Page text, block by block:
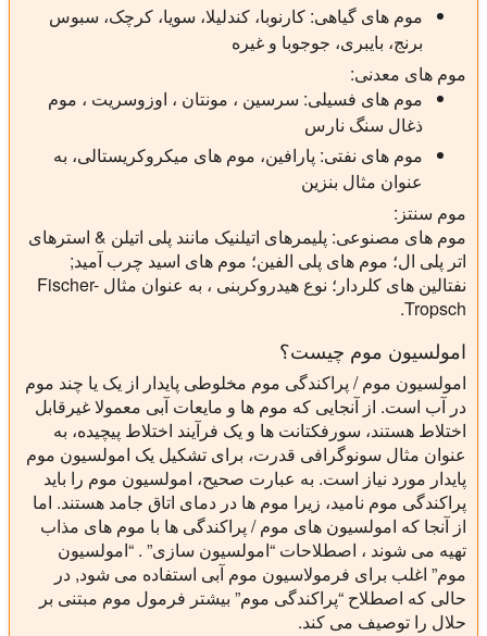
موم های گیاهی: کارنوبا، کندلیلا، سویا، کرچک، سبوس
برنج، بایبری، جوجوبا و غیره
موم های معدنی:
موم های فسیلی: سرسین ، مونتان ، اوزوسریت ، موم
ذغال سنگ نارس
موم های نفتی: پارافین، موم های میکروکریستالی، به
عنوان مثال بنزین
موم سنتز:
موم های مصنوعی: پلیمرهای اتیلنیک مانند پلی اتیلن & استرهای
اتر پلی ال؛ موم های پلی الفین؛ موم های اسید چرب آمید;
نفتالین های کلردار؛ نوع هیدروکربنی ، به عنوان مثال Fischer-
Tropsch.
امولسیون موم چیست؟
امولسیون موم / پراکندگی موم مخلوطی پایدار از یک یا چند موم
در آب است. از آنجایی که موم ها و مایعات آبی معمولا غیرقابل
اختلاط هستند، سورفکتانت ها و یک فرآیند اختلاط پیچیده، به
عنوان مثال سونوگرافی قدرت، برای تشکیل یک امولسیون موم
پایدار مورد نیاز است. به عبارت صحیح، امولسیون موم را باید
پراکندگی موم نامید، زیرا موم ها در دمای اتاق جامد هستند. اما
از آنجا که امولسیون های موم / پراکندگی ها با موم های مذاب
تهیه می شوند ، اصطلاحات “امولسیون سازی” . “امولسیون
موم” اغلب برای فرمولاسیون موم آبی استفاده می شود, در
حالی که اصطلاح “پراکندگی موم” بیشتر فرمول موم مبتنی بر
حلال را توصیف می کند.